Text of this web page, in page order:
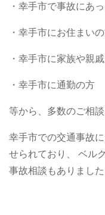
・幸手市で事故にあ
・幸手市にお住まい
・幸手市に家族や親
・幸手市に通勤の方
等から、多数のご相
幸手市での交通事故
せられており、
ベル
事故相談もありました